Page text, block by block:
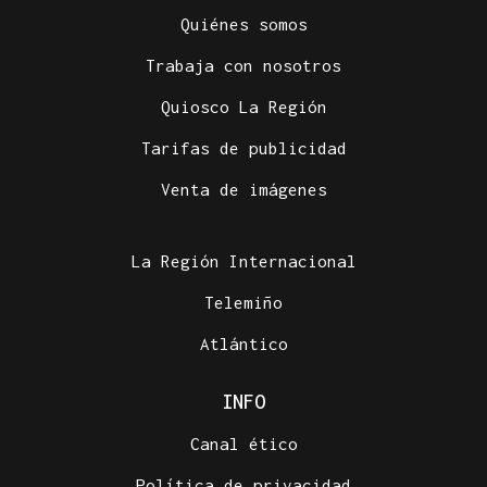
Quiénes somos
Trabaja con nosotros
Quiosco La Región
Tarifas de publicidad
Venta de imágenes
La Región Internacional
Telemiño
Atlántico
INFO
Canal ético